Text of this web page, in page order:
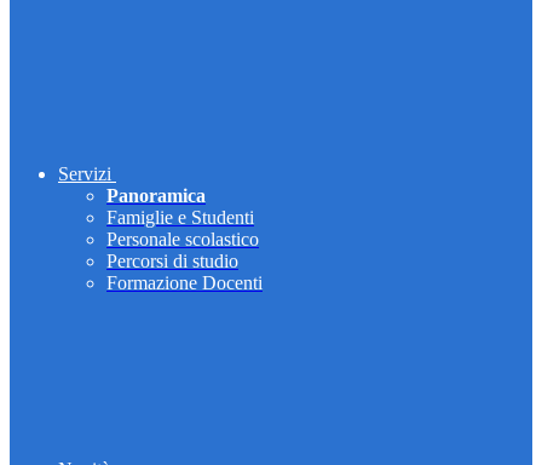
Servizi
Panoramica
Famiglie e Studenti
Personale scolastico
Percorsi di studio
Formazione Docenti